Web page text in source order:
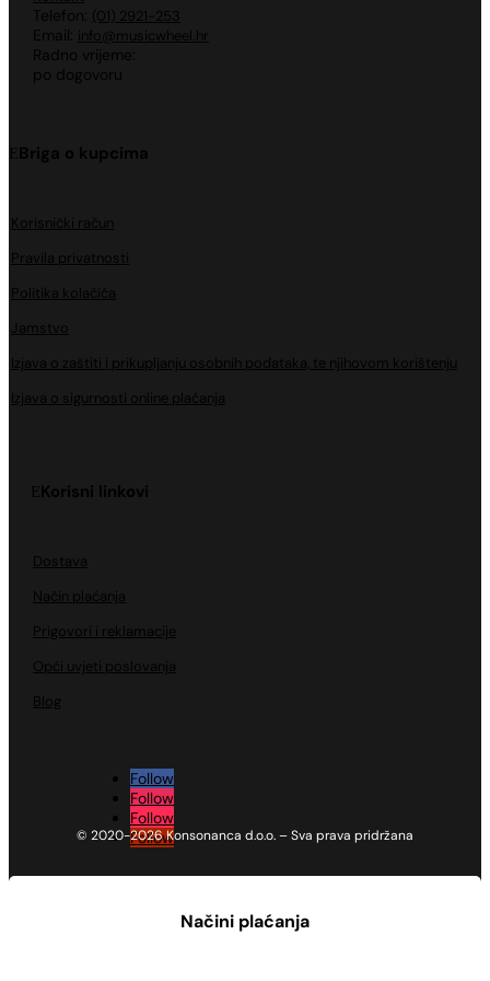
Telefon: (01) 2921-253
Email: info@musicwheel.hr
Radno vrijeme:
po dogovoru
Briga o kupcima
Korisnički račun
Pravila privatnosti
Politika kolačića
Jamstvo
Izjava o zaštiti i prikupljanju osobnih podataka, te njihovom korištenju
Izjava o sigurnosti online plaćanja
Korisni linkovi
Dostava
Način plaćanja
Prigovori i reklamacije
Opći uvjeti poslovanja
Blog
Follow
Follow
Follow
Follow
© 2020-2026 Konsonanca d.o.o. – Sva prava pridržana
Načini plaćanja